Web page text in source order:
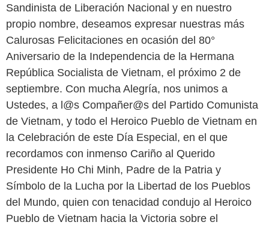
Sandinista de Liberación Nacional y en nuestro
propio nombre, deseamos expresar nuestras más
Calurosas Felicitaciones en ocasión del 80°
Aniversario de la Independencia de la Hermana
República Socialista de Vietnam, el próximo 2 de
septiembre. Con mucha Alegría, nos unimos a
Ustedes, a l@s Compañer@s del Partido Comunista
de Vietnam, y todo el Heroico Pueblo de Vietnam en
la Celebración de este Día Especial, en el que
recordamos con inmenso Cariño al Querido
Presidente Ho Chi Minh, Padre de la Patria y
Símbolo de la Lucha por la Libertad de los Pueblos
del Mundo, quien con tenacidad condujo al Heroico
Pueblo de Vietnam hacia la Victoria sobre el